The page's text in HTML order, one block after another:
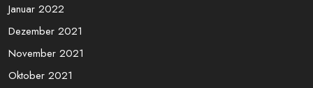
Januar 2022
Dezember 2021
November 2021
Oktober 2021